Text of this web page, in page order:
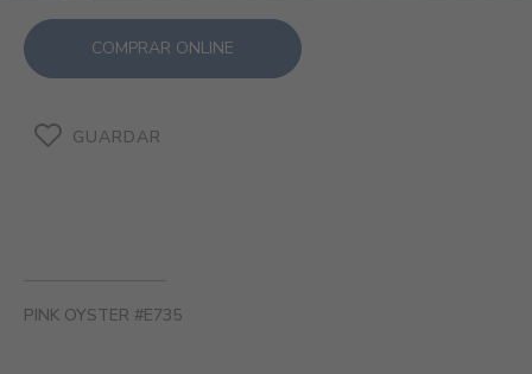
COMPRAR ONLINE
GUARDAR
PINK OYSTER #E735